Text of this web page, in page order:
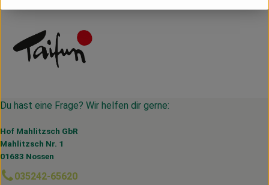
Du hast eine Frage? Wir helfen dir gerne:
Hof Mahlitzsch GbR
Mahlitzsch Nr. 1
01683 Nossen
035242-65620